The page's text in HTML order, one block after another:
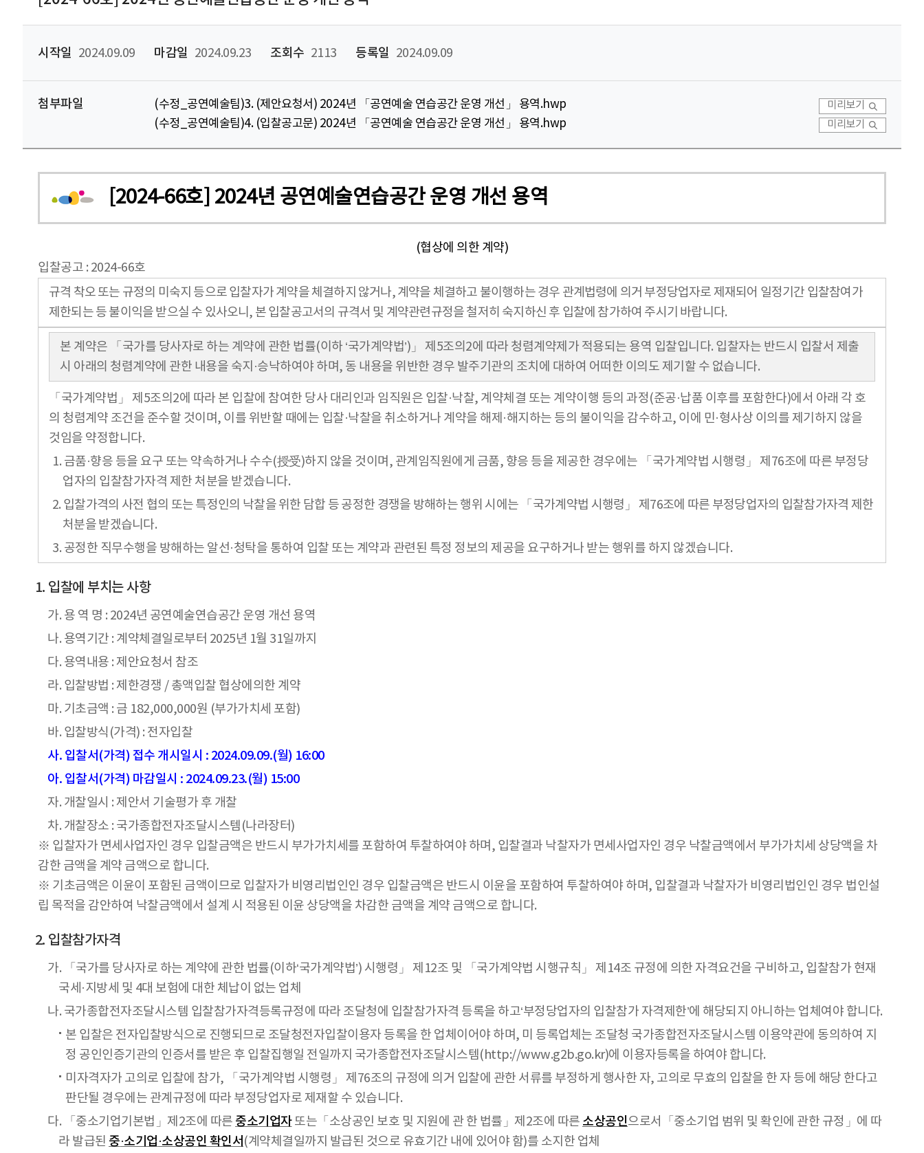
시작일 2024.09.09 마감일 2024.09.23 조회수 2113 등록일 2024.09.09
첨부파일 (수정_공연예술팀)3. (제안요청서) 2024년 「공연예술 연습공간 운영 개선」 용역.hwp 미리보기
(수정_공연예술팀)4. (입찰공고문) 2024년 「공연예술 연습공간 운영 개선」 용역.hwp 미리보기
[2024-66호] 2024년 공연예술연습공간 운영 개선 용역
(협상에 의한 계약)
입찰공고 : 2024-66호
규격 착오 또는 규정의 미숙지 등으로 입찰자가 계약을 체결하지 않거나, 계약을 체결하고 불이행하는 경우 관계법령에 의거 부정당업자로 제재되어 일정기간 입찰참여가
제한되는 등 불이익을 받으실 수 있사오니, 본 입찰공고서의 규격서 및 계약관련규정을 철저히 숙지하신 후 입찰에 참가하여 주시기 바랍니다.
본 계약은 「국가를 당사자로 하는 계약에 관한 법률(이하 ‘국가계약법’)」 제5조의2에 따라 청렴계약제가 적용되는 용역 입찰입니다. 입찰자는 반드시 입찰서 제출
시 아래의 청렴계약에 관한 내용을 숙지·승낙하여야 하며, 동 내용을 위반한 경우 발주기관의 조치에 대하여 어떠한 이의도 제기할 수 없습니다.
「국가계약법」 제5조의2에 따라 본 입찰에 참여한 당사 대리인과 임직원은 입찰·낙찰, 계약체결 또는 계약이행 등의 과정(준공·납품 이후를 포함한다)에서 아래 각 호
의 청렴계약 조건을 준수할 것이며, 이를 위반할 때에는 입찰·낙찰을 취소하거나 계약을 해제·해지하는 등의 불이익을 감수하고, 이에 민·형사상 이의를 제기하지 않을
것임을 약정합니다.
1. 금품·향응 등을 요구 또는 약속하거나 수수(授受)하지 않을 것이며, 관계임직원에게 금품, 향응 등을 제공한 경우에는 「국가계약법 시행령」 제76조에 따른 부정당
업자의 입찰참가자격 제한 처분을 받겠습니다.
2. 입찰가격의 사전 협의 또는 특정인의 낙찰을 위한 담합 등 공정한 경쟁을 방해하는 행위 시에는 「국가계약법 시행령」 제76조에 따른 부정당업자의 입찰참가자격 제한
처분을 받겠습니다.
3. 공정한 직무수행을 방해하는 알선·청탁을 통하여 입찰 또는 계약과 관련된 특정 정보의 제공을 요구하거나 받는 행위를 하지 않겠습니다.
입찰에 부치는 사항
가. 용 역 명 : 2024년 공연예술연습공간 운영 개선 용역
나. 용역기간 : 계약체결일로부터 2025년 1월 31일까지
다. 용역내용 : 제안요청서 참조
라. 입찰방법 : 제한경쟁 / 총액입찰 협상에의한 계약
마. 기초금액 : 금 182,000,000원 (부가가치세 포함)
바. 입찰방식(가격) : 전자입찰
사. 입찰서(가격) 접수 개시일시 : 2024.09.09.(월) 16:00
아. 입찰서(가격) 마감일시 : 2024.09.23.(월) 15:00
자. 개찰일시 : 제안서 기술평가 후 개찰
차. 개찰장소 : 국가종합전자조달시스템(나라장터)
※ 입찰자가 면세사업자인 경우 입찰금액은 반드시 부가가치세를 포함하여 투찰하여야 하며, 입찰결과 낙찰자가 면세사업자인 경우 낙찰금액에서 부가가치세 상당액을 차
감한 금액을 계약 금액으로 합니다.
※ 기초금액은 이윤이 포함된 금액이므로 입찰자가 비영리법인인 경우 입찰금액은 반드시 이윤을 포함하여 투찰하여야 하며, 입찰결과 낙찰자가 비영리법인인 경우 법인설
립 목적을 감안하여 낙찰금액에서 설계 시 적용된 이윤 상당액을 차감한 금액을 계약 금액으로 합니다.
입찰참가자격
가. 「국가를 당사자로 하는 계약에 관한 법률(이하‘국가계약법’) 시행령」 제12조 및 「국가계약법 시행규칙」 제14조 규정에 의한 자격요건을 구비하고, 입찰참가 현재
국세·지방세 및 4대 보험에 대한 체납이 없는 업체
나. 국가종합전자조달시스템 입찰참가자격등록규정에 따라 조달청에 입찰참가자격 등록을 하고‘부정당업자의 입찰참가 자격제한’에 해당되지 아니하는 업체여야 합니다.
본 입찰은 전자입찰방식으로 진행되므로 조달청전자입찰이용자 등록을 한 업체이어야 하며, 미 등록업체는 조달청 국가종합전자조달시스템 이용약관에 동의하여 지
정 공인인증기관의 인증서를 받은 후 입찰집행일 전일까지 국가종합전자조달시스템(http://www.g2b.go.kr)에 이용자등록을 하여야 합니다.
미자격자가 고의로 입찰에 참가, 「국가계약법 시행령」 제76조의 규정에 의거 입찰에 관한 서류를 부정하게 행사한 자, 고의로 무효의 입찰을 한 자 등에 해당 한다고
판단될 경우에는 관계규정에 따라 부정당업자로 제재할 수 있습니다.
다. 「중소기업기본법」제2조에 따른 중소기업자또는「소상공인 보호 및 지원에 관 한 법률」제2조에 따른 소상공인으로서「중소기업 범위 및 확인에 관한 규정」에 따
라 발급된 중·소기업·소상공인 확인서 (계약체결일까지 발급된 것으로 유효기간 내에 있어야 함)를 소지한 업체